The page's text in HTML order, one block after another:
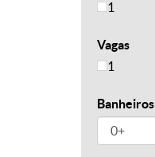
1
Vagas
1
Banheiros